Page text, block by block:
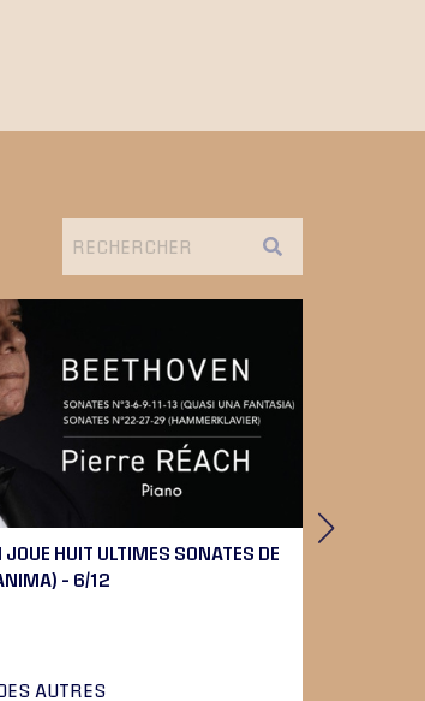
JOUE HUIT ULTIMES SONATES DE
– 6/12
AUTRES